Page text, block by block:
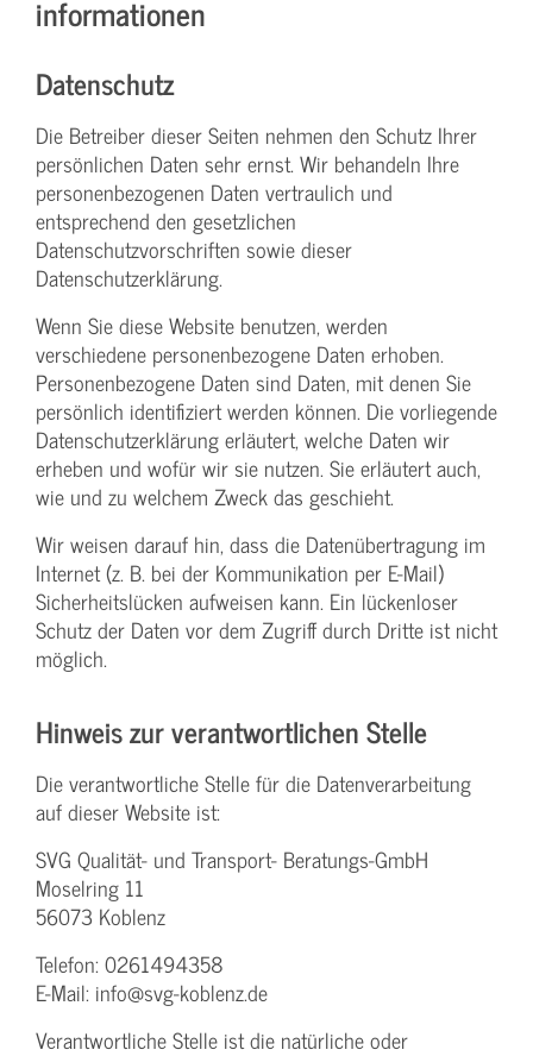
informationen
Datenschutz
Die Betreiber dieser Seiten nehmen den Schutz Ihrer
persönlichen Daten sehr ernst. Wir behandeln Ihre
personenbezogenen Daten vertraulich und
entsprechend den gesetzlichen
Datenschutzvorschriften sowie dieser
Datenschutzerklärung.
Wenn Sie diese Website benutzen, werden
verschiedene personenbezogene Daten erhoben.
Personenbezogene Daten sind Daten, mit denen Sie
persönlich identifiziert werden können. Die vorliegende
Datenschutzerklärung erläutert, welche Daten wir
erheben und wofür wir sie nutzen. Sie erläutert auch,
wie und zu welchem Zweck das geschieht.
Wir weisen darauf hin, dass die Datenübertragung im
Internet (z. B. bei der Kommunikation per E-Mail)
Sicherheitslücken aufweisen kann. Ein lückenloser
Schutz der Daten vor dem Zugriff durch Dritte ist nicht
möglich.
Hinweis zur verantwortlichen Stelle
Die verantwortliche Stelle für die Datenverarbeitung
auf dieser Website ist:
SVG Qualität- und Transport- Beratungs-GmbH
Moselring 11
56073 Koblenz
Telefon: 0261494358
E-Mail: info@svg-koblenz.de
Verantwortliche Stelle ist die natürliche oder